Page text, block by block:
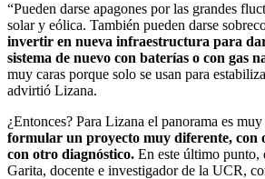
“Pueden darse apagones por las grandes
solar y eólica. También pueden darse
invertir en nueva infraestructura para
sistema de nuevo con baterías o con gas
muy caras porque solo se usan para
advirtió Lizana.
¿Entonces? Para Lizana el panorama es
formular un proyecto muy diferente, con
con otro diagnóstico. En este último
Garita, docente e investigador de la UCR,